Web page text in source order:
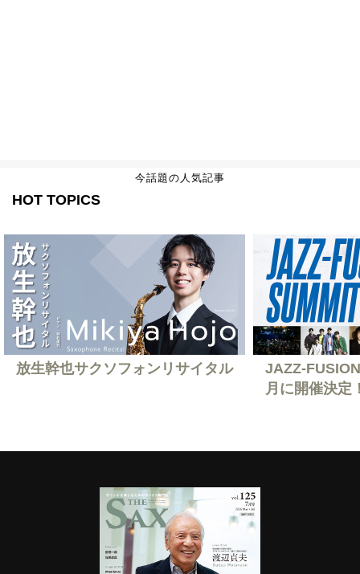
今話題の人気記事
HOT TOPICS
放生幹也サクソフォンリサイタル
JAZZ-
月に開催決定